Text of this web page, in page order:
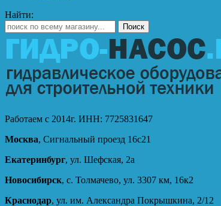
Найти:
Работаем с 2014г. ИНН: 7725831647
Москва, Сигнальный проезд 16с21
Екатеринбург, ул. Шефская, 2а
Новосибирск, с. Толмачево, ул. 3307 км, 16к2
Краснодар, ул. им. Александра Покрышкина, 2/12